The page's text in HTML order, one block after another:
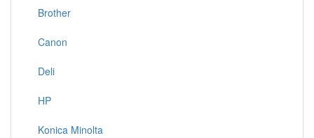
Brother
Canon
Deli
HP
Konica Minolta